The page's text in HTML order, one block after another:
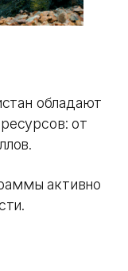
обладают
от
активно